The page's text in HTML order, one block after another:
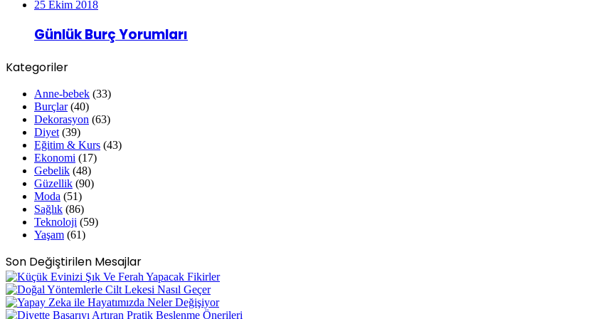
25 Ekim 2018
Günlük Burç Yorumları
Kategoriler
Anne-bebek (33)
Burçlar(40)
Dekorasyon (63)
Diyet (39)
Eğitim & Kurs (43)
Ekonomi (17)
Gebelik (48)
Güzellik (90)
Moda (51)
Sağlık (86)
Teknoloji (59)
Yaşam (61)
Son Değiştirilen Mesajlar